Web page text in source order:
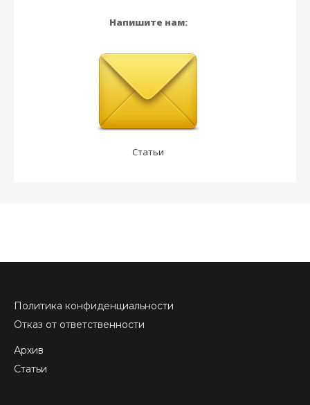
Напишите нам:
Статьи
Политика конфиденциальности
Отказ от ответственности
Архив
Статьи